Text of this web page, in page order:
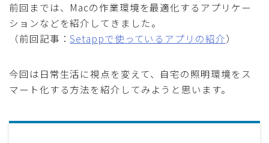
前回までは、Macの作業環境を最適化するアプリケー
ションなどを紹介してきました。
（前回記事：Setappで使っているアプリの紹介）
今回は日常生活に視点を変えて、自宅の照明環境をス
マート化する方法を紹介してみようと思います。